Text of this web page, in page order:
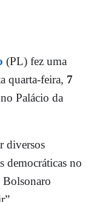
(PL) fez uma
quarta-feira, 7
Palácio da
diversos
democráticas no